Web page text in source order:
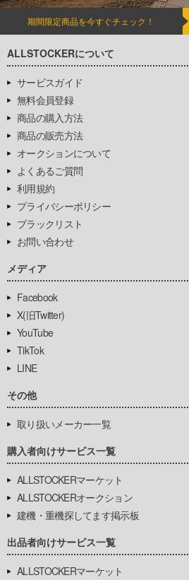
期間限定商品を今すぐチェック！
ALLSTOCKERについて
サービスガイド
無料会員登録
商品の購入方法
商品の販売方法
オークションについて
よくあるご質問
利用規約
プライバシーポリシー
ブラックリスト
お問い合わせ
メディア
Facebook
X(旧Twitter)
YouTube
TikTok
LINE
その他
取り扱いメーカー一覧
購入者向けサービス一覧
ALLSTOCKERマーケット
ALLSTOCKERオークション
建機・重機探してます掲示板
出品者向けサービス一覧
ALLSTOCKERマーケット